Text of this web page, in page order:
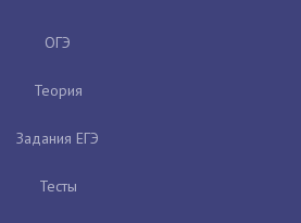
ОГЭ
Теория
Задания ЕГЭ
Тесты